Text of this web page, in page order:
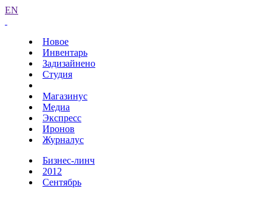
EN
Новое
Инвентарь
Задизайнено
Студия
Магазинус
Медиа
Экспресс
Иронов
Журналус
Бизнес-линч
2012
Сентябрь